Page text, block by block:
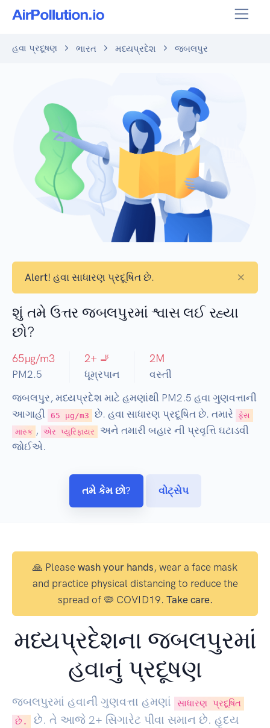
હવા પ્રદૂષણ ભારત મધ્યપ્રદેશ જબલપુર
Alert! હવા સાધારણ પ્રદૂષિત છે. ×
શું તમે ઉત્તર જબલપુરમાં શ્વાસ લઈ રહ્યા
છો?
65µg/m3
PM2.5
2+ 🚬
ધૂમ્રપાન
2M
વસ્તી
જબલપુર, મધ્યપ્રદેશ માટે હમણાંથી PM2.5 હવા ગુણવત્તાની
આગાહી
65 µg/m3 છે. હવા સાધારણ પ્રદૂષિત છે. તમારે
ફેસ
માસ્ક , એર પ્યુરિફાયર
અને તમારી બહાર ની પ્રવૃત્તિ ઘટાડવી
જોઈએ.
તમે કેમ છો? વોટ્સેપ
🙏 Please wash your hands, wear a face mask
and practice physical distancing to reduce the
spread of 🦠 COVID19. Take care.
મધ્યપ્રદેશના જબલપુરમાં
હવાનું પ્રદૂષણ
જબલપુરમાં હવાની ગુણવત્તા હમણાં
સાધારણ પ્રદૂષિત
છે.
છે. તે આજે 2+ સિગારેટ પીવા સમાન છે. હૃદય